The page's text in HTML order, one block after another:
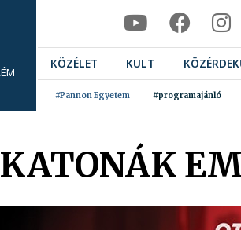
KÖZÉLET KULT
#Pannon Egyetem #programajánló